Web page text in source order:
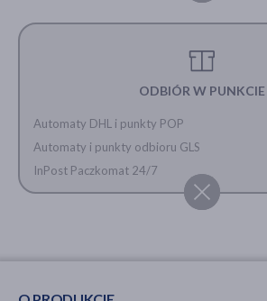
ODBIÓR W PUNKCIE
Automaty DHL i punkty POP
Automaty i punkty odbioru GLS
InPost Paczkomat 24/7